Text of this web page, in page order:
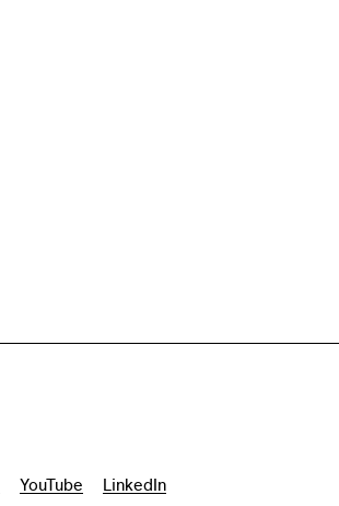
YouTube LinkedIn